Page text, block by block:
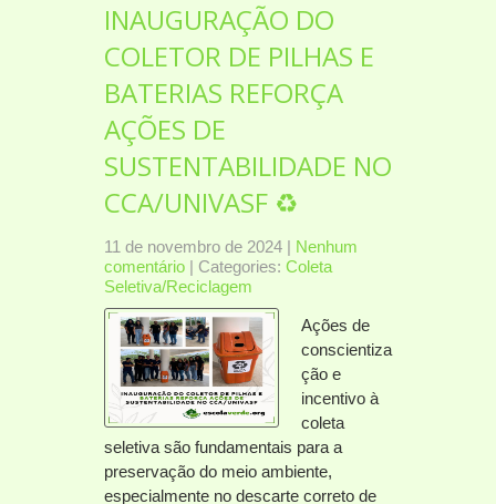
INAUGURAÇÃO DO
COLETOR DE PILHAS E
BATERIAS REFORÇA
AÇÕES DE
SUSTENTABILIDADE NO
CCA/UNIVASF ♻️
11 de novembro de 2024 | Nenhum
comentário | Categories: Coleta
Seletiva/Reciclagem
Ações de
conscientiza
ção e
incentivo à
coleta
seletiva são fundamentais para a
preservação do meio ambiente,
especialmente no descarte correto de